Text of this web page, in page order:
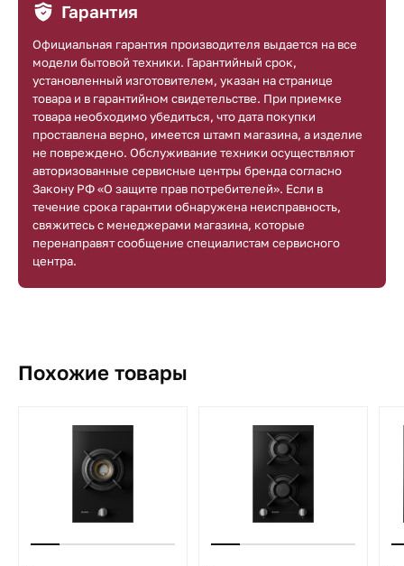
Гарантия
Официальная гарантия производителя выдается на все
модели бытовой техники. Гарантийный срок,
установленный изготовителем, указан на странице
товара и в гарантийном свидетельстве. При приемке
товара необходимо убедиться, что дата покупки
проставлена верно, имеется штамп магазина, а изделие
не повреждено. Обслуживание техники осуществляют
авторизованные сервисные центры бренда согласно
Закону РФ «О защите прав потребителей». Если в
течение срока гарантии обнаружена неисправность,
свяжитесь с менеджерами магазина, которые
перенаправят сообщение специалистам сервисного
центра.
Похожие товары